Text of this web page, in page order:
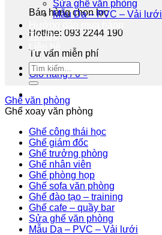
Bán hàng chọn lọc
Hotline: 093 2244 190
Tư vấn miễn phí
Giỏ hàng /0₫
Sửa ghế văn phòng
Mẫu Da – PVC – Vải lưới
Tin tức
Liên hệ
Ghế văn phòng
Ghế xoay văn phòng
Ghế công thái học
Ghế giám đốc
Ghế trưởng phòng
Ghế nhân viên
Ghế phòng họp
Ghế sofa văn phòng
Ghế đào tạo – training
Ghế cafe – quầy bar
Sửa ghế văn phòng
Mẫu Da – PVC – Vải lưới